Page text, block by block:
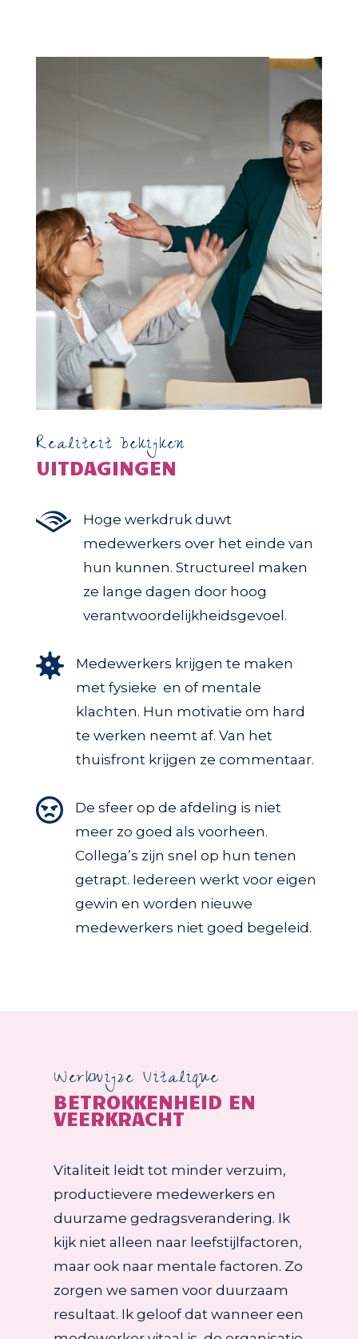
Realiteit bekijken
UITDAGINGEN

Hoge werkdruk duwt
medewerkers over het einde van
hun kunnen. Structureel maken
ze lange dagen door hoog
verantwoordelijkheidsgevoel.

Medewerkers krijgen te maken
met fysieke en of mentale
klachten. Hun motivatie om hard
te werken neemt af. Van het
thuisfront krijgen ze commentaar.

De sfeer op de afdeling is niet
meer zo goed als voorheen.
Collega’s zijn snel op hun tenen
getrapt. Iedereen werkt voor eigen
gewin en worden nieuwe
medewerkers niet goed begeleid.
Werkwijze Vitalique
BETROKKENHEID EN
VEERKRACHT
Vitaliteit leidt tot minder verzuim,
productievere medewerkers en
duurzame gedragsverandering. Ik
kijk niet alleen naar leefstijlfactoren,
maar ook naar mentale factoren. Zo
zorgen we samen voor duurzaam
resultaat. Ik geloof dat wanneer een